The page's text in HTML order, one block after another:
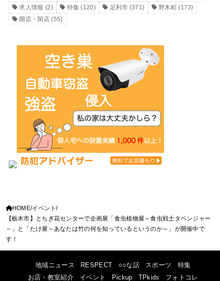
求人情報 (2) 特集 (120) 足利市 (371) 野木町(173)
開店・閉店(55)
HOME イベント
【栃木市】とちぎ花センターで企画展「食虫植物展～食虫戦士タベンジャー
～」と「たけ展～あなたは竹の何を知っているというのか～」が開催中で
す！
地域ニュース RESPECT ○○な話 スポーツ
特集
お店・教室紹介
イベント Pickup TPkids フォトコレ